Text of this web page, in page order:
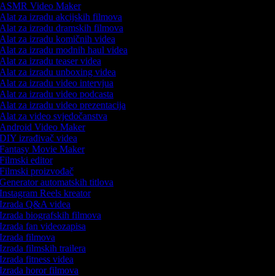
Video Maker
za izradu akcijskih filmova
za izradu dramskih filmova
za izradu komičnih videa
za izradu modnih haul videa
za izradu teaser videa
za izradu unboxing videa
za izradu video intervjua
za izradu video podcasta
za izradu video prezentacija
za video svjedočanstva
Video Maker
izrađivač videa
Movie Maker
editor
proizvođač
automatskih titlova
Reels kreator
Q&A videa
biografskih filmova
fan videozapisa
filmova
filmskih trailera
fitness videa
horor filmova